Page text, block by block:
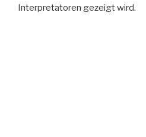
Interpretatoren gezeigt wird.